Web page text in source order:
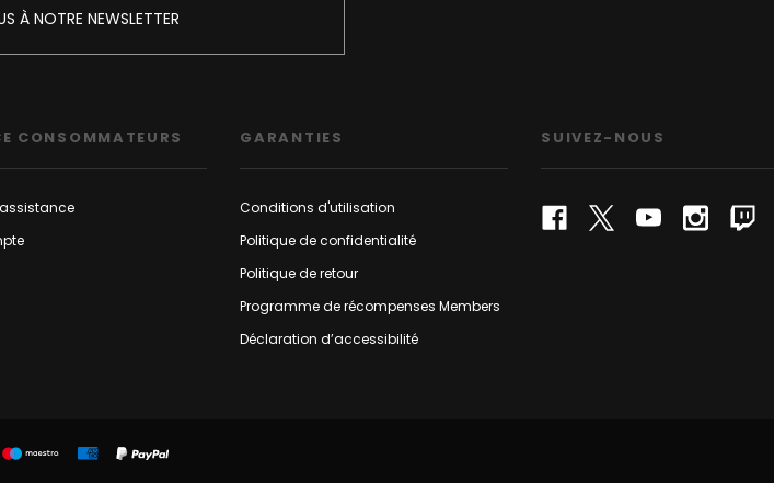
À NOTRE NEWSLETTER
CONSOMMATEURS GARANTIES
Conditions d'utilisation
Politique de confidentialité
Politique de retour
Programme de récompenses Members
Déclaration d’accessibilité
SUIVEZ-NOUS